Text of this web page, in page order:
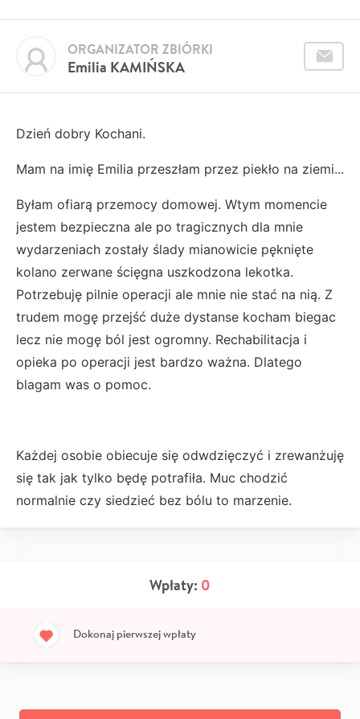
Emilia KAMIŃSKA
ORGANIZATOR ZBIÓRKI
Dzień dobry Kochani.
Mam na imię Emilia przeszłam przez piekło na ziemi...
Byłam ofiarą przemocy domowej. Wtym momencie
jestem bezpieczna ale po tragicznych dla mnie
wydarzeniach zostały ślady mianowicie pęknięte
kolano zerwane ścięgna uszkodzona lekotka.
Potrzebuję pilnie operacji ale mnie nie stać na nią. Z
trudem mogę przejść duże dystanse kocham biegac
lecz nie mogę ból jest ogromny. Rechabilitacja i
opieka po operacji jest bardzo ważna. Dlatego
blagam was o pomoc.
Każdej osobie obiecuje się odwdzięczyć i zrewanżuję
się tak jak tylko będę potrafiła. Muc chodzić
normalnie czy siedzieć bez bólu to marzenie.
Wpłaty: 0
Dokonaj pierwszej wpłaty